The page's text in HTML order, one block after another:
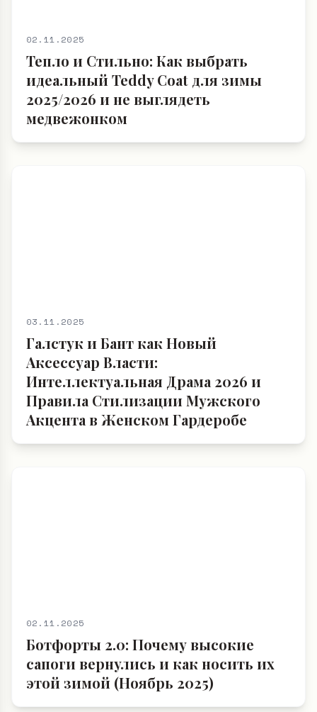
02.11.2025
Тепло и Стильно: Как выбрать
идеальный Teddy Coat для зимы
2025/2026 и не выглядеть
медвежонком
03.11.2025
Галстук и Бант как Новый
Аксессуар Власти:
Интеллектуальная Драма 2026 и
Правила Стилизации Мужского
Акцента в Женском Гардеробе
02.11.2025
Ботфорты 2.0: Почему высокие
сапоги вернулись и как носить их
этой зимой (Ноябрь 2025)